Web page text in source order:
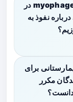
ساختارهای کامل فاژ myophage phi۹۲ در
نفوذ به
برای
مکرر
دانست؟